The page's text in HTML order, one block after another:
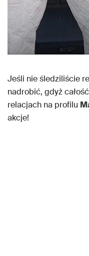
Jeśli nie śledziliście
nadrobić, gdyż
relacjach na profilu
akcje!